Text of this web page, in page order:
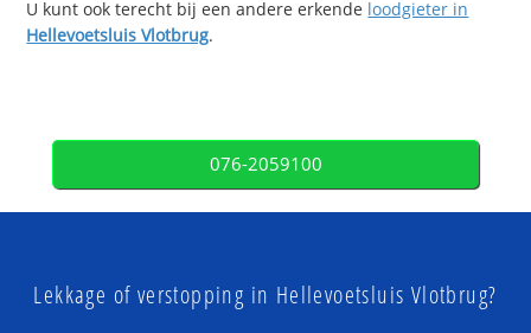
U kunt ook terecht bij een andere erkende loodgieter in
Hellevoetsluis Vlotbrug.
076-2059100
Lekkage of verstopping in Hellevoetsluis Vlotbrug?